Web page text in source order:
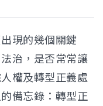
現的幾個關鍵
治，是否常常讓
權及轉型正義處
備忘錄：轉型正